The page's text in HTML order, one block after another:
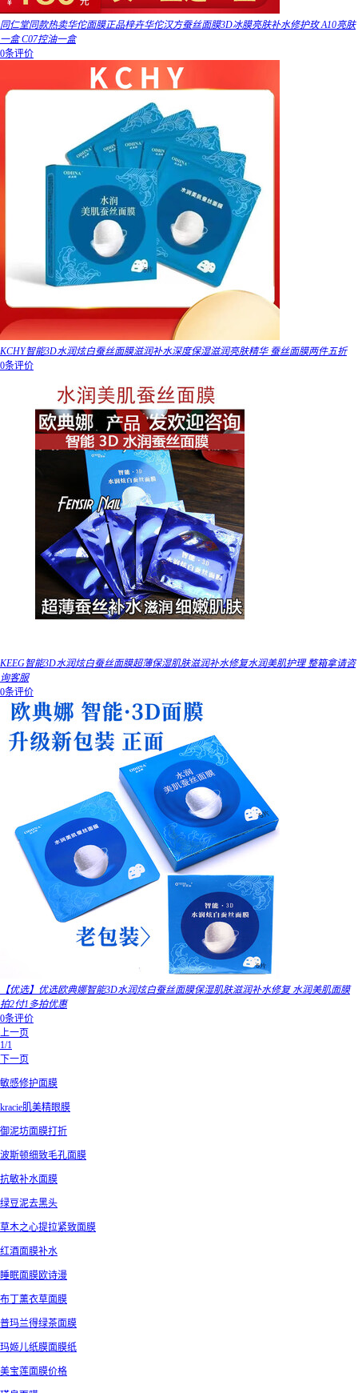
同仁堂同款热卖华佗面膜正品梓卉华佗汉方蚕丝面膜3D冰膜亮肤补水修护玫 A10亮肤
一盒 C07控油一盒
0条评价
KCHY智能3D水润炫白蚕丝面膜滋润补水深度保湿滋润亮肤精华 蚕丝面膜两件五折
0条评价
KEEG智能3D水润炫白蚕丝面膜超薄保湿肌肤滋润补水修复水润美肌护理 整箱拿请咨
询客服
0条评价
【优选】优选欧典娜智能3D水润炫白蚕丝面膜保湿肌肤滋润补水修复 水润美肌面膜
拍2付1多拍优惠
0条评价
上一页
1/1
下一页
敏感修护面膜
kracie肌美精眼膜
御泥坊面膜打折
波斯顿细致毛孔面膜
抗敏补水面膜
绿豆泥去黑头
草木之心提拉紧致面膜
红酒面膜补水
睡眠面膜欧诗漫
布丁薰衣草面膜
普玛兰得绿茶面膜
玛姬儿纸膜面膜纸
美宝莲面膜价格